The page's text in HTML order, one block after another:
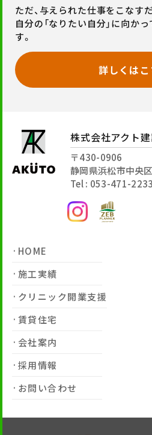
ただ、与えられた仕事をこなす
自分の「なりたい自分」に向か
す。
詳しくはこ
株式会社アクト
〒430-0906
静岡県浜松市中央
Tel : 053-471-2233
HOME
施工実績
クリニック開業支援
賃貸住宅
会社案内
採用情報
お問い合わせ